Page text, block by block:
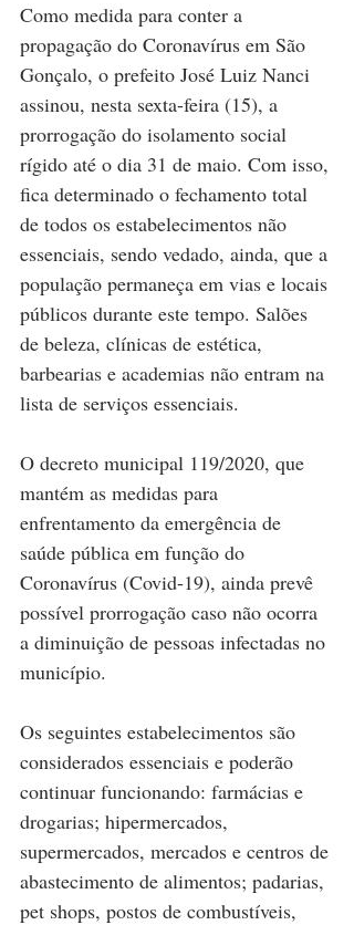
Como medida para conter a
propagação do Coronavírus em São
Gonçalo, o prefeito José Luiz Nanci
assinou, nesta sexta-feira (15), a
prorrogação do isolamento social
rígido até o dia 31 de maio. Com isso,
fica determinado o fechamento total
de todos os estabelecimentos não
essenciais, sendo vedado, ainda, que a
população permaneça em vias e locais
públicos durante este tempo. Salões
de beleza, clínicas de estética,
barbearias e academias não entram na
lista de serviços essenciais.
O decreto municipal 119/2020, que
mantém as medidas para
enfrentamento da emergência de
saúde pública em função do
Coronavírus (Covid-19), ainda prevê
possível prorrogação caso não ocorra
a diminuição de pessoas infectadas no
município.
Os seguintes estabelecimentos são
considerados essenciais e poderão
continuar funcionando: farmácias e
drogarias; hipermercados,
supermercados, mercados e centros de
abastecimento de alimentos; padarias,
pet shops, postos de combustíveis,